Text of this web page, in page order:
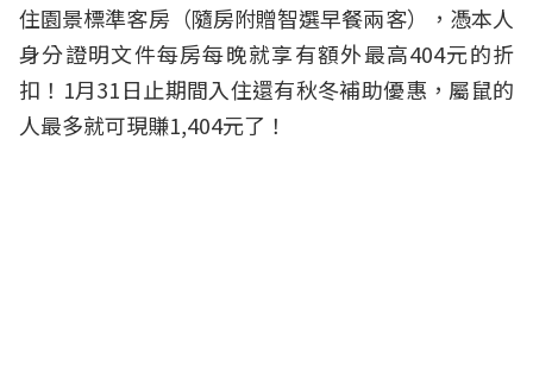
住園景標準客房（隨房附贈智選早餐兩客），憑本人
身分證明文件每房每晚就享有額外最高404元的折
扣！1月31日止期間入住還有秋冬補助優惠，屬鼠的
人最多就可現賺1,404元了！